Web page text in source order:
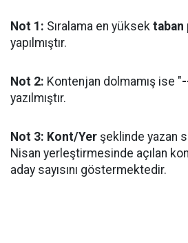
Not 1: Sıralama en yüksek taban
yapılmıştır.
Not 2: Kontenjan dolmamış ise "
yazılmıştır.
Not 3: Kont/Yer şeklinde yazan
Nisan yerleştirmesinde açılan
aday sayısını göstermektedir.